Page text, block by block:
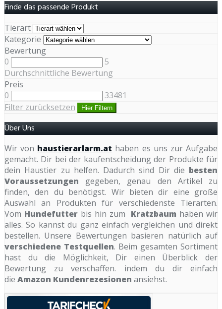
Finde das passende Produkt
Tierart
Kategorie
Bewertung
0
5
Durchschnittliche Bewertung
Preis
0
33481
Filter zurücksetzen
Hier Filtern
Über Uns
Wir von haustierarlarm.at haben es uns zur Aufgabe
gemacht. Dir bei der kaufentscheidung der Produkte für
dein Haustier zu helfen. Dadurch sind Dir die besten
Voraussetzungen gegeben, genau den Artikel zu
finden, den du benötigst. Wir bieten dir eine große
Auswahl an Produkten für verschiedenste Tierarten.
Vom Hundefutter bis hin zum Kratzbaum haben wir
alles. So kannst du ganz einfach vergleichen und direkt
bestellen. Unsere Bewertungen basieren natürlich auf
verschiedene Testquellen. Beim gesamten Sortiment
hast du die Möglichkeit, Dir einen Überblick der
Bewertung zu verschaffen. indem du dir einfach
die Amazon Kundenrezesionen ansiehst.